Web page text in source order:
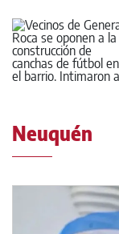
Neuquén